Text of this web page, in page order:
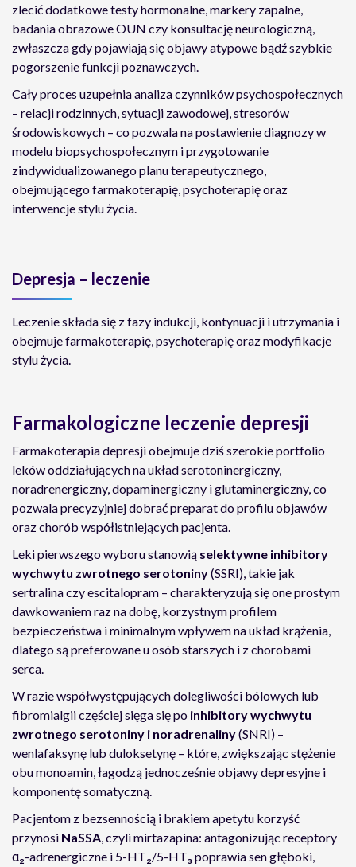
zlecić dodatkowe testy hormonalne, markery zapalne,
badania obrazowe OUN czy konsultację neurologiczną,
zwłaszcza gdy pojawiają się objawy atypowe bądź szybkie
pogorszenie funkcji poznawczych.
Cały proces uzupełnia analiza czynników psychospołecznych
– relacji rodzinnych, sytuacji zawodowej, stresorów
środowiskowych – co pozwala na postawienie diagnozy w
modelu biopsychospołecznym i przygotowanie
zindywidualizowanego planu terapeutycznego,
obejmującego farmakoterapię, psychoterapię oraz
interwencje stylu życia.
Depresja – leczenie
Leczenie składa się z fazy indukcji, kontynuacji i utrzymania i
obejmuje farmakoterapię, psychoterapię oraz modyfikacje
stylu życia.
Farmakologiczne leczenie depresji
Farmakoterapia depresji obejmuje dziś szerokie portfolio
leków oddziałujących na układ serotoninergiczny,
noradrenergiczny, dopaminergiczny i glutaminergiczny, co
pozwala precyzyjniej dobrać preparat do profilu objawów
oraz chorób współistniejących pacjenta.
Leki pierwszego wyboru stanowią selektywne inhibitory
wychwytu zwrotnego serotoniny(SSRI), takie jak
sertralina czy escitalopram – charakteryzują się one prostym
dawkowaniem raz na dobę, korzystnym profilem
bezpieczeństwa i minimalnym wpływem na układ krążenia,
dlatego są preferowane u osób starszych i z chorobami
serca.
W razie współwystępujących dolegliwości bólowych lub
fibromialgii częściej sięga się po inhibitory wychwytu
zwrotnego serotoniny i noradrenaliny(SNRI) –
wenlafaksynę lub duloksetynę – które, zwiększając stężenie
obu monoamin, łagodzą jednocześnie objawy depresyjne i
komponentę somatyczną.
Pacjentom z bezsennością i brakiem apetytu korzyść
przynosi NaSSA, czyli mirtazapina: antagonizując receptory
α₂-adrenergiczne i 5-HT₂/5-HT₃ poprawia sen głęboki,